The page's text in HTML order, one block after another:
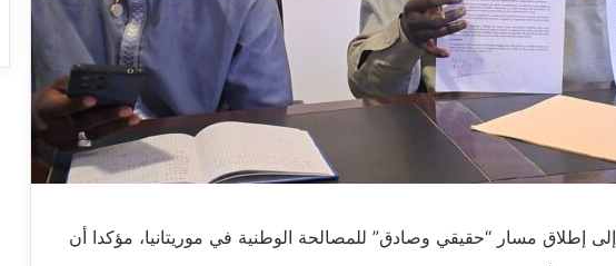
إلى إطلاق مسار “حقيقي وصادق” للمصالحة الوطنية في موريتانيا، مؤكدا أن